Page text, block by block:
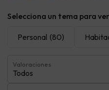
Selecciona un tema para
Personal (80)
Valoraciones
Todos